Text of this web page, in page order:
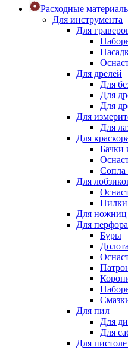
Расходные
Для инструмента
Для
Для дрелей
Для
Для
Для
Для
Для
Для
Бачки
Для
Пилки
Для ножниц
Для
Буры
Долота
Для пил
Для
Для
Для